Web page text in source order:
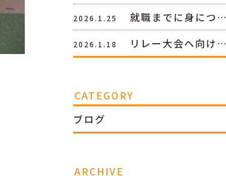
2026.1.25 就職までに身につ…
2026.1.18 リレー大会へ向け…
CATEGORY
ブログ
ARCHIVE